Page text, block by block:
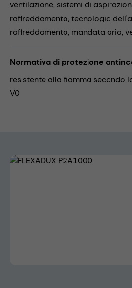
ventilazione, sistemi di
raffreddamento,tecnologia
raffreddamento, mandata aria,
Normativa di protezione
resistente alla fiamma secondo
V0
Skip image gallery